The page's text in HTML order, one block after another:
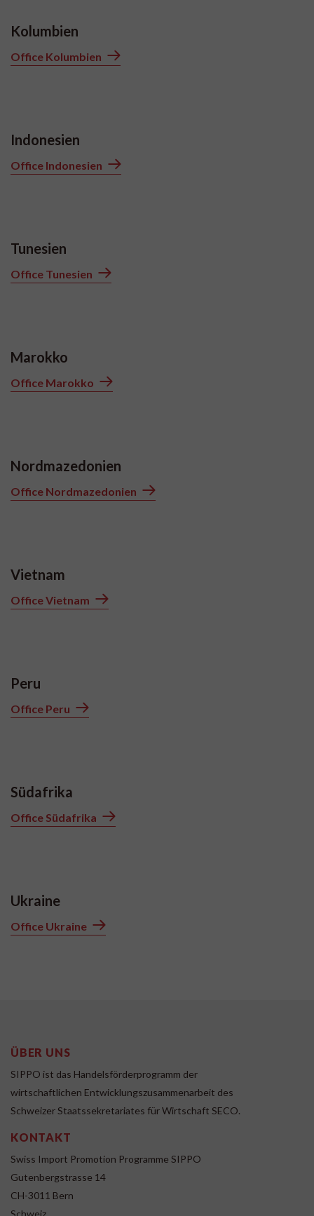
Kolumbien
Office Kolumbien
Indonesien
Office Indonesien
Tunesien
Office Tunesien
Marokko
Office Marokko
Nordmazedonien
Office Nordmazedonien
Vietnam
Office Vietnam
Peru
Office Peru
Südafrika
Office Südafrika
Ukraine
Office Ukraine
ÜBER UNS
SIPPO ist das Handelsförderprogramm der
wirtschaftlichen Entwicklungszusammenarbeit des
Schweizer Staatssekretariates für Wirtschaft SECO.
KONTAKT
Swiss Import Promotion Programme SIPPO
Gutenbergstrasse 14
CH-3011 Bern
Schweiz